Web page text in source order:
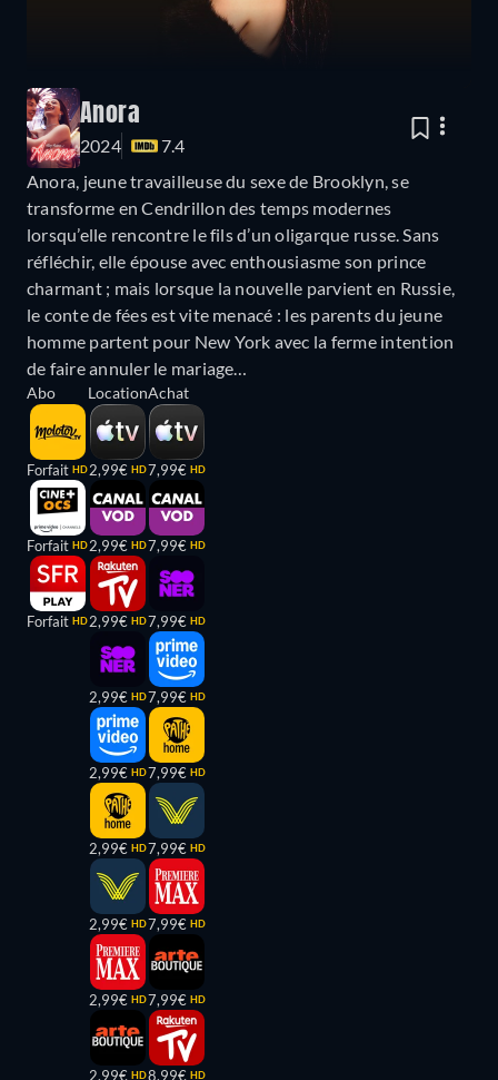
Anora
2024
7.4
Anora, jeune travailleuse du sexe de Brooklyn, se
transforme en Cendrillon des temps modernes
lorsqu’elle rencontre le fils d’un oligarque russe. Sans
réfléchir, elle épouse avec enthousiasme son prince
charmant ; mais lorsque la nouvelle parvient en Russie,
le conte de fées est vite menacé : les parents du jeune
homme partent pour New York avec la ferme intention
de faire annuler le mariage…
Abo
Forfait HD
Forfait HD
Forfait HD
Location
2,99€ HD
2,99€ HD
2,99€ HD
2,99€ HD
2,99€ HD
2,99€ HD
2,99€ HD
2,99€ HD
2,99€ HD
Achat
7,99€ HD
7,99€ HD
7,99€ HD
7,99€ HD
7,99€ HD
7,99€ HD
7,99€ HD
7,99€ HD
8,99€ HD